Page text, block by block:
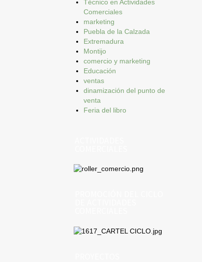
Técnico en Actividades
Comerciales
marketing
Puebla de la Calzada
Extremadura
Montijo
comercio y marketing
Educación
ventas
dinamización del punto de
venta
Feria del libro